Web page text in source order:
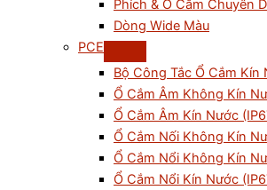
Phích & Ổ Cắm Chuyên
Dòng Wide Màu
PCE
Bộ Công Tắc Ổ Cắm Kín
Ổ Cắm Âm Không Kín
Ổ Cắm Âm Kín Nước
Ổ Cắm Nối Không Kín
Ổ Cắm Nổi Không Kín
Ổ Cắm Nổi Kín Nước